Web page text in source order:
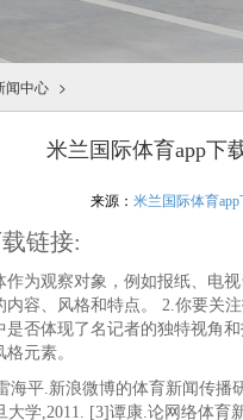
>
闻中心
米兰国际体育app下
来源： 米兰国际体育app
链接:
观察对象，例如报纸、电视
内容、风格和特点。 2.你要关
是否体现了名记者的独特视角
元素。
.新浪微博的体育新闻传播
大学,2011. [3]谭康.论网络体